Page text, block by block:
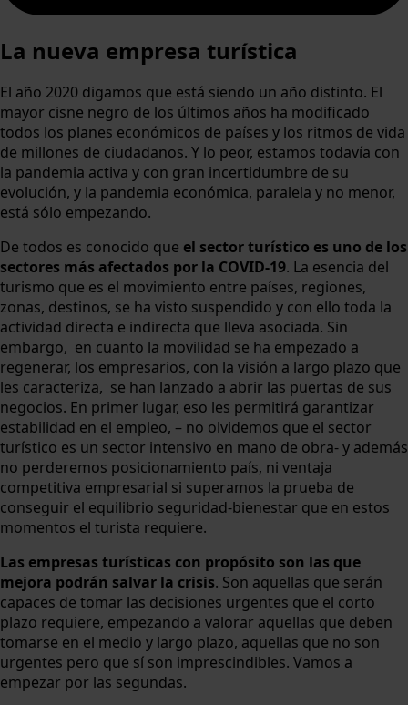
La nueva empresa turística
El año 2020 digamos que está siendo un año distinto. El
mayor cisne negro de los últimos años ha modificado
todos los planes económicos de países y los ritmos de vida
de millones de ciudadanos. Y lo peor, estamos todavía con
la pandemia activa y con gran incertidumbre de su
evolución, y la pandemia económica, paralela y no menor,
está sólo empezando.
De todos es conocido que el sector turístico es uno de los
sectores más afectados por la COVID-19. La esencia del
turismo que es el movimiento entre países, regiones,
zonas, destinos, se ha visto suspendido y con ello toda la
actividad directa e indirecta que lleva asociada. Sin
embargo, en cuanto la movilidad se ha empezado a
regenerar, los empresarios, con la visión a largo plazo que
les caracteriza, se han lanzado a abrir las puertas de sus
negocios. En primer lugar, eso les permitirá garantizar
estabilidad en el empleo, – no olvidemos que el sector
turístico es un sector intensivo en mano de obra- y además
no perderemos posicionamiento país, ni ventaja
competitiva empresarial si superamos la prueba de
conseguir el equilibrio seguridad-bienestar que en estos
momentos el turista requiere.
Las empresas turísticas con propósito son las que
mejora podrán salvar la crisis. Son aquellas que serán
capaces de tomar las decisiones urgentes que el corto
plazo requiere, empezando a valorar aquellas que deben
tomarse en el medio y largo plazo, aquellas que no son
urgentes pero que sí son imprescindibles. Vamos a
empezar por las segundas.